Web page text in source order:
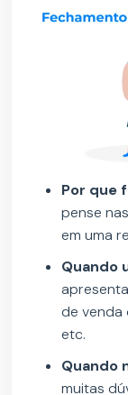
Por que
pense
em uma
Quando
de venda
etc.
Quando
muitas